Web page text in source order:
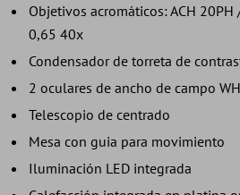
Objetivos acromáticos: ACH
0,65 40x
Condensador de torreta de
2 oculares de ancho de campo
Telescopio de centrado
Mesa con guia para movimiento
Iluminación LED integrada